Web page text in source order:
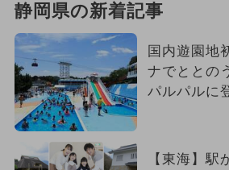
静岡県の新着記事
国内遊園地
ナでととの
パルパルに
【東海】駅